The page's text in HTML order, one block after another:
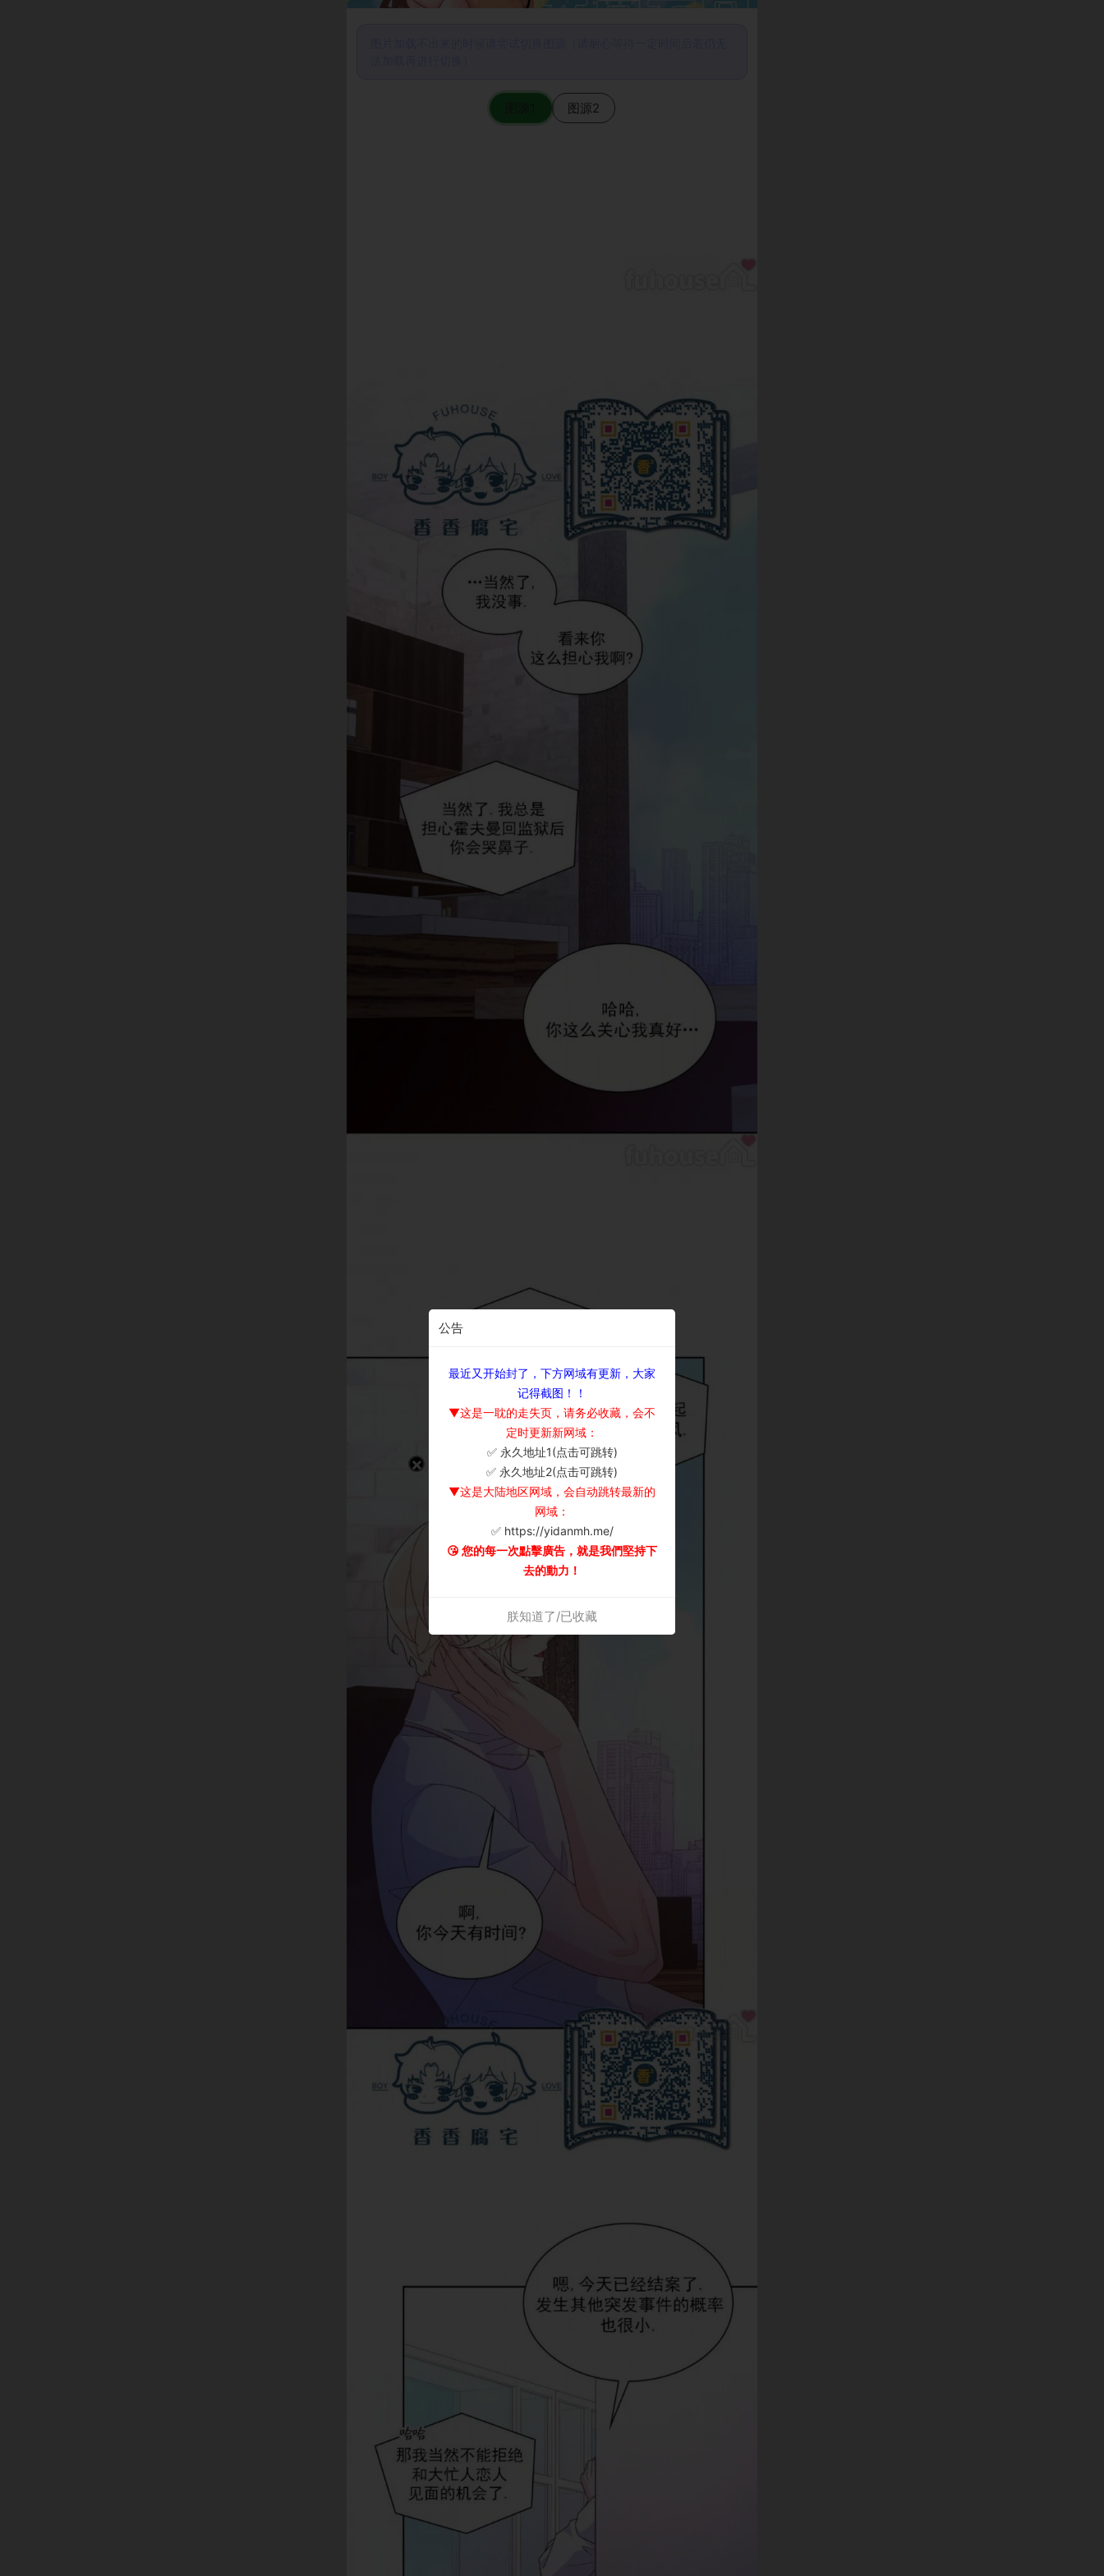
图源2
公告
最近又开始封了，下方网域有更新，大家
记得截图！！
▼这是一耽的走失页，请务必收藏，会不
定时更新新网域：
✅ 永久地址1(点击可跳转)
✅ 永久地址2(点击可跳转)
▼这是大陆地区网域，会自动跳转最新的
网域：
✅ https://yidanmh.me/
😘 您的每一次點擊廣告，就是我們堅持下
去的動力！
朕知道了/已收藏
×